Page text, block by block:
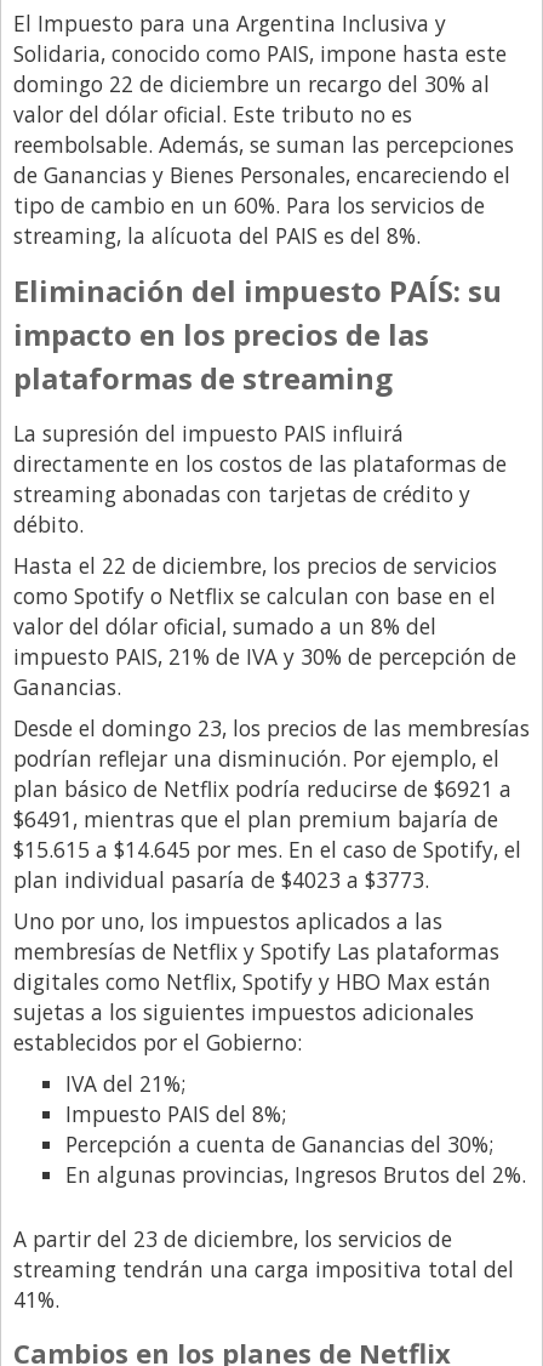
País
Política
Publicidad y Marketing
Real Estate y Propiedades
Responsabilidad Social
Salidas
Santa Fe
Show Business
Sociedad
Tendencias
Viajes
El Impuesto para una Argentina Inclusiva y
Solidaria, conocido como PAIS, impone hasta este
domingo 22 de diciembre un recargo del 30% al
valor del dólar oficial. Este tributo no es
reembolsable. Además, se suman las percepciones
de Ganancias y Bienes Personales, encareciendo el
tipo de cambio en un 60%. Para los servicios de
streaming, la alícuota del PAIS es del 8%.
Eliminación del impuesto PAÍS: su
impacto en los precios de las
plataformas de streaming
La supresión del impuesto PAIS influirá
directamente en los costos de las plataformas de
streaming abonadas con tarjetas de crédito y
débito.
Hasta el 22 de diciembre, los precios de servicios
como Spotify o Netflix se calculan con base en el
valor del dólar oficial, sumado a un 8% del
impuesto PAIS, 21% de IVA y 30% de percepción de
Ganancias.
Desde el domingo 23, los precios de las membresías
podrían reflejar una disminución. Por ejemplo, el
plan básico de Netflix podría reducirse de $6921 a
$6491, mientras que el plan premium bajaría de
$15.615 a $14.645 por mes. En el caso de Spotify, el
plan individual pasaría de $4023 a $3773.
Uno por uno, los impuestos aplicados a las
membresías de Netflix y Spotify Las plataformas
digitales como Netflix, Spotify y HBO Max están
sujetas a los siguientes impuestos adicionales
establecidos por el Gobierno:
IVA del 21%;
Impuesto PAIS del 8%;
Percepción a cuenta de Ganancias del 30%;
En algunas provincias, Ingresos Brutos del 2%.
A partir del 23 de diciembre, los servicios de
streaming tendrán una carga impositiva total del
41%.
Cambios en los planes de Netflix